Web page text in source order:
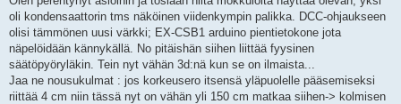
oli kondensaattorin tms näköinen viidenkympin palikka. DCC-ohjaukseen
olisi tämmönen uusi värkki; EX-CSB1 arduino pientietokone jota
näpelöidään kännykällä. No pitäishän siihen liittää fyysinen
säätöpyöryläkin. Tein nyt vähän 3d:nä kun se on ilmaista...
Jaa ne nousukulmat : jos korkeusero itsensä yläpuolelle pääsemiseksi
riittää 4 cm niin tässä nyt on vähän yli 150 cm matkaa siihen-> kolmisen